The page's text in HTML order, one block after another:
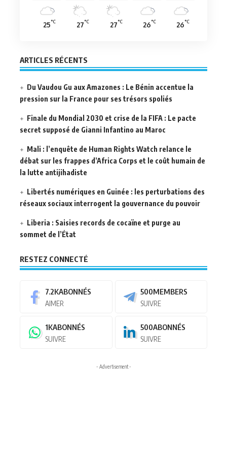
25°C 27°C 27°C 26°C 26°C
ARTICLES RÉCENTS
Du Vaudou Gu aux Amazones : Le Bénin accentue la
pression sur la France pour ses trésors spoliés
Finale du Mondial 2030 et crise de la FIFA : Le pacte
secret supposé de Gianni Infantino au Maroc
Mali : l’enquête de Human Rights Watch relance le
débat sur les frappes d’Africa Corps et le coût humain de
la lutte antijihadiste
Libertés numériques en Guinée : les perturbations des
réseaux sociaux interrogent la gouvernance du pouvoir
Liberia : Saisies records de cocaïne et purge au
sommet de l’État
RESTEZ CONNECTÉ
7.2KABONNÉS
AIMER
500MEMBERS
SUIVRE
1KABONNÉS
SUIVRE
500ABONNÉS
SUIVRE
- Advertisement -